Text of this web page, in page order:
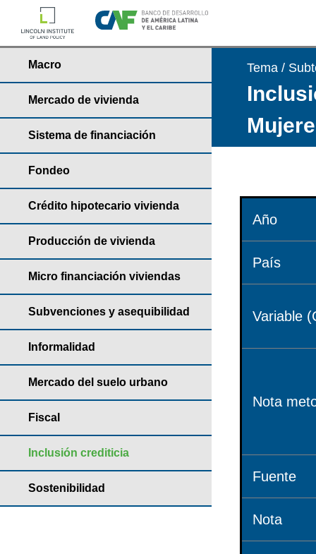
Macro
Mercado de vivienda
Sistema de financiación
Fondeo
Crédito hipotecario vivienda
Producción de vivienda
Micro financiación viviendas
Subvenciones y asequibilidad
Informalidad
Mercado del suelo urbano
Fiscal
Inclusión crediticia
Sostenibilidad
Tema /
Año
País
Variable
Nota
Fuente
Nota